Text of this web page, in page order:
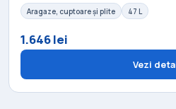
Aragaze, cuptoare și plite 47 L
1.646 lei
Vezi